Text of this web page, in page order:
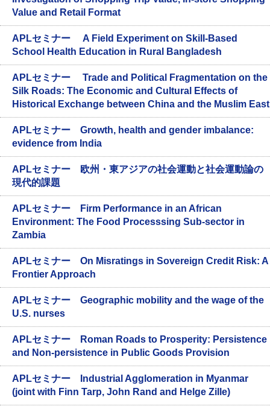
Value and Retail Format
APLセミナー A Field Experiment on Skill-Based
School Health Education in Rural Bangladesh
APLセミナー Trade and Political Fragmentation on the
Silk Roads: The Economic and Cultural Effects of
Historical Exchange between China and the Muslim East
APLセミナー Growth, health and gender imbalance:
evidence from India
APLセミナー 欧州・東アジアの社会運動と社会運動論の
現代的課題
APLセミナー Firm Performance in an African
Environment: The Food Processsing Sub-sector in
Zambia
APLセミナー On Misratings in Sovereign Credit Risk: A
Frontier Approach
APLセミナー Geographic mobility and the wage of the
U.S. nurses
APLセミナー Roman Roads to Prosperity: Persistence
and Non-persistence in Public Goods Provision
APLセミナー Industrial Agglomeration in Myanmar
(joint with Finn Tarp, John Rand and Helge Zille)